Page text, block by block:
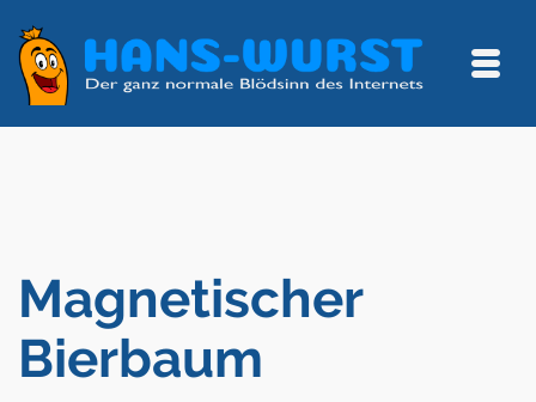
Magnetischer
Bierbaum